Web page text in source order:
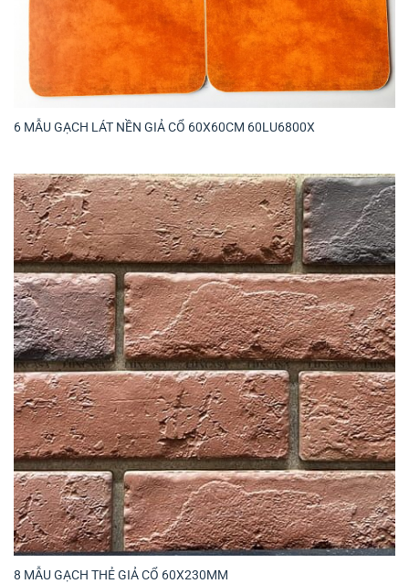
6 MẪU GẠCH LÁT NỀN GIẢ CỔ 60X60CM 60LU6800X
8 MẪU GẠCH THẺ GIẢ CỔ 60X230MM